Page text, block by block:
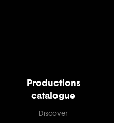
Productions
catalogue
Discover